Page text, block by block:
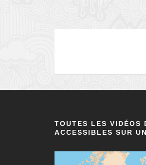
TOUTES LES VIDÉOS
ACCESSIBLES SUR